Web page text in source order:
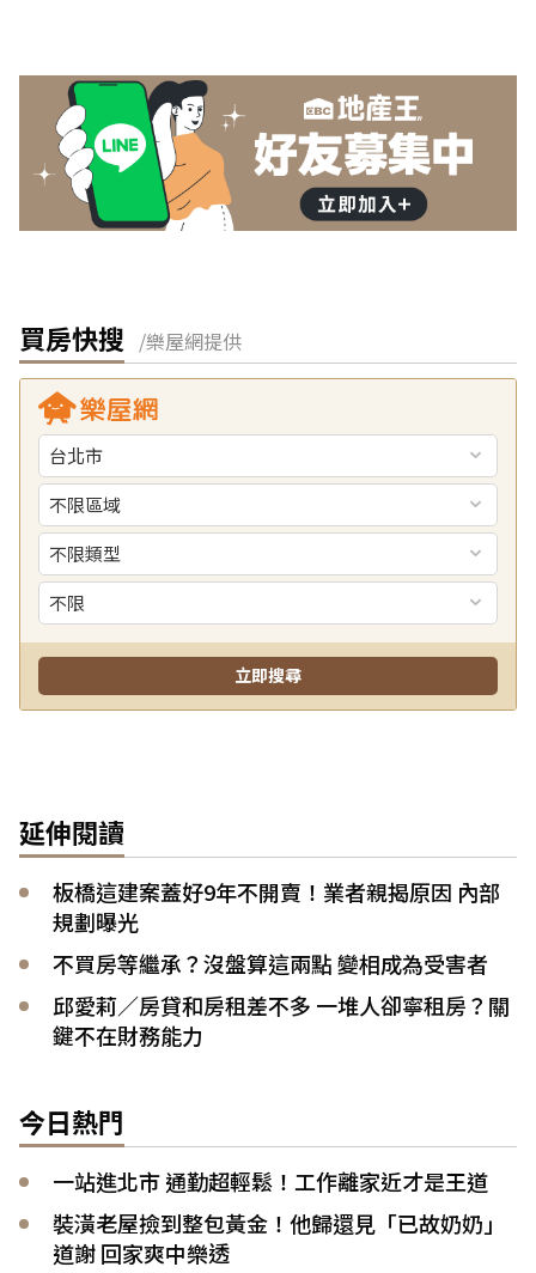
買房快搜 /樂屋網提供
延伸閱讀
板橋這建案蓋好9年不開賣！業者親揭原因 內部
規劃曝光
不買房等繼承？沒盤算這兩點 變相成為受害者
邱愛莉／房貸和房租差不多 一堆人卻寧租房？關
鍵不在財務能力
今日熱門
一站進北市 通勤超輕鬆！工作離家近才是王道
裝潢老屋撿到整包黃金！他歸還見「已故奶奶」
道謝 回家爽中樂透